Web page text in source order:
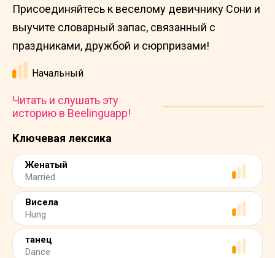
Ключевая лексика
Женатый
Married
Висела
Hung
танец
Dance
Присоединяйтесь к веселому девичнику Сони и
выучите словарный запас, связанный с
праздниками, дружбой и сюрпризами!
Начальный
Читать и слушать эту
историю в Beelinguapp!